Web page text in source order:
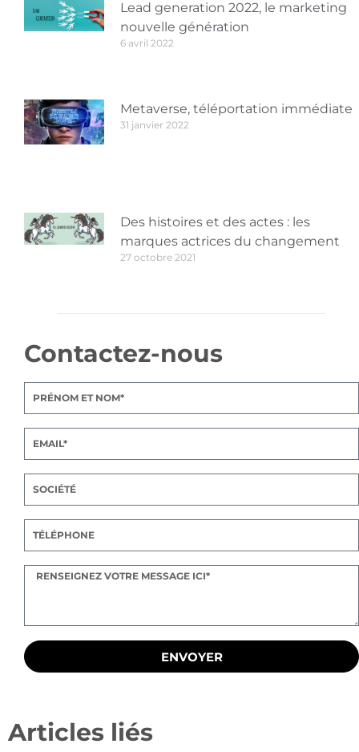
Lead generation 2022, le marketing
nouvelle génération
6 avril 2022
Metaverse, téléportation immédiate
31 janvier 2022
Des histoires et des actes : les
marques actrices du changement
27 octobre 2021
Contactez-nous
ENVOYER
Articles liés